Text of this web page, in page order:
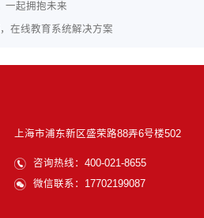
一起拥抱未来
在线教育系统解决方案
上海市浦东新区盛荣路88弄6号楼502
咨询热线：400-021-8655
微信联系：17702199087